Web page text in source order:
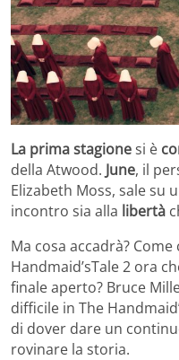
La prima stagionesi è
della Atwood. June, il
Elizabeth Moss, sale su
incontro sia alla libertà
Ma cosa accadrà?
Handmaid’sTale 2 ora
finale aperto? Bruce
difficile in The
di dover dare un
rovinare la storia.